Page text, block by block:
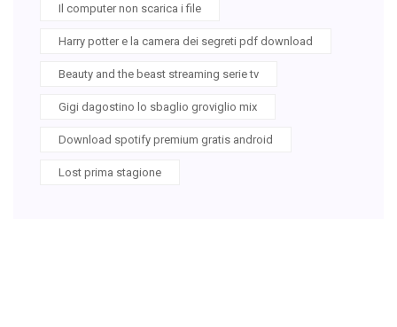
Il computer non scarica i file
Harry potter e la camera dei segreti pdf download
Beauty and the beast streaming serie tv
Gigi dagostino lo sbaglio groviglio mix
Download spotify premium gratis android
Lost prima stagione